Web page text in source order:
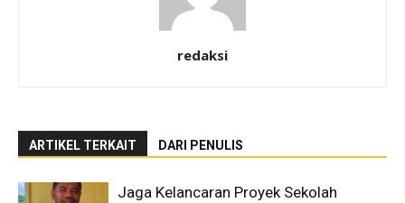
redaksi
ARTIKEL TERKAIT DARI PENULIS
Jaga Kelancaran Proyek Sekolah